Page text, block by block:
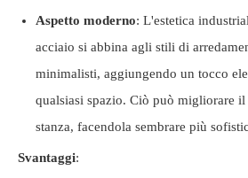
Aspetto moderno: L'estetica
acciaio si abbina agli stili di
minimalisti, aggiungendo un tocco
qualsiasi spazio. Ciò può migliorare il
stanza, facendola sembrare più
Svantaggi: